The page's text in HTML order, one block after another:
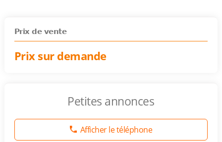
Prix de vente
Prix sur demande
Petites annonces
Afficher le téléphone